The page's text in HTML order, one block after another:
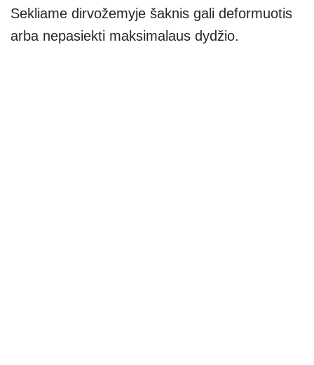
Sekliame dirvožemyje šaknis gali deformuotis
arba nepasiekti maksimalaus dydžio.